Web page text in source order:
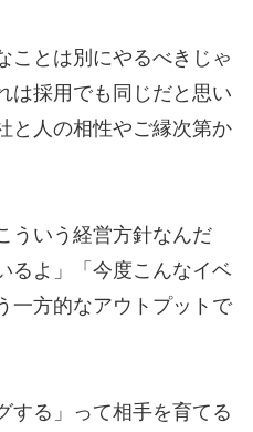
ことは別にやるべきじゃ
は採用でも同じだと思い
と人の相性やご縁次第か
ういう経営方針なんだ
るよ」「今度こんなイベ
一方的なアウトプットで
する」って相手を育てる